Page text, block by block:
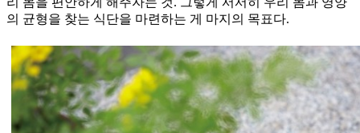
의 균형을 찾는 식단을 마련하는 게 마지의 목표다.